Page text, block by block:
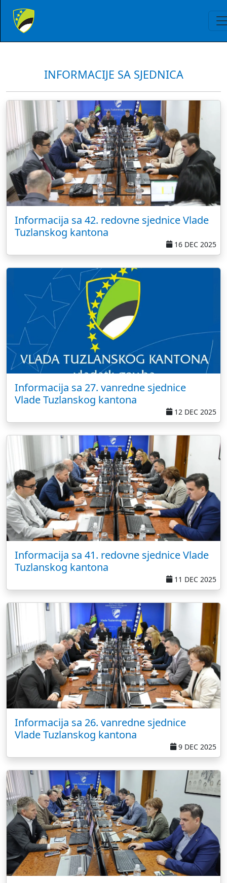
INFORMACIJE SA SJEDNICA
Informacija sa 42. redovne sjednice Vlade
Tuzlanskog kantona
16 DEC 2025
Informacija sa 27. vanredne sjednice
Vlade Tuzlanskog kantona
12 DEC 2025
Informacija sa 41. redovne sjednice Vlade
Tuzlanskog kantona
11 DEC 2025
Informacija sa 26. vanredne sjednice
Vlade Tuzlanskog kantona
9 DEC 2025